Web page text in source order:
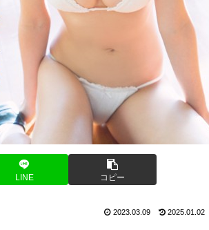
LINE コピー
2023.03.09 2025.01.02